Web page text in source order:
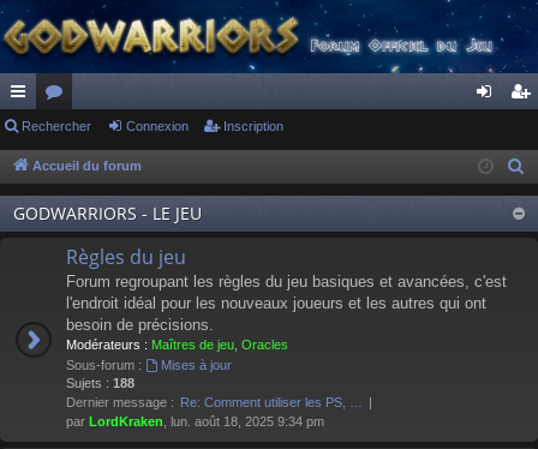
ac
co
ur
ci
or
u
m
s
ne
xi
on
cri
pti
on
Rechercher Connexion Inscription
Accueil du forum
GODWARRIORS - LE JEU
Règles du jeu
Forum regroupant les règles du jeu basiques et avancées, c'est
l'endroit idéal pour les nouveaux joueurs et les autres qui ont
besoin de précisions.
Modérateurs : Maîtres de jeu Oracles
Sous-forum :
Mises à jour
Sujets : 188
Dernier message : Re: Comment utiliser les PS, …
par LordKraken , lun. août 18, 2025 9:34 pm